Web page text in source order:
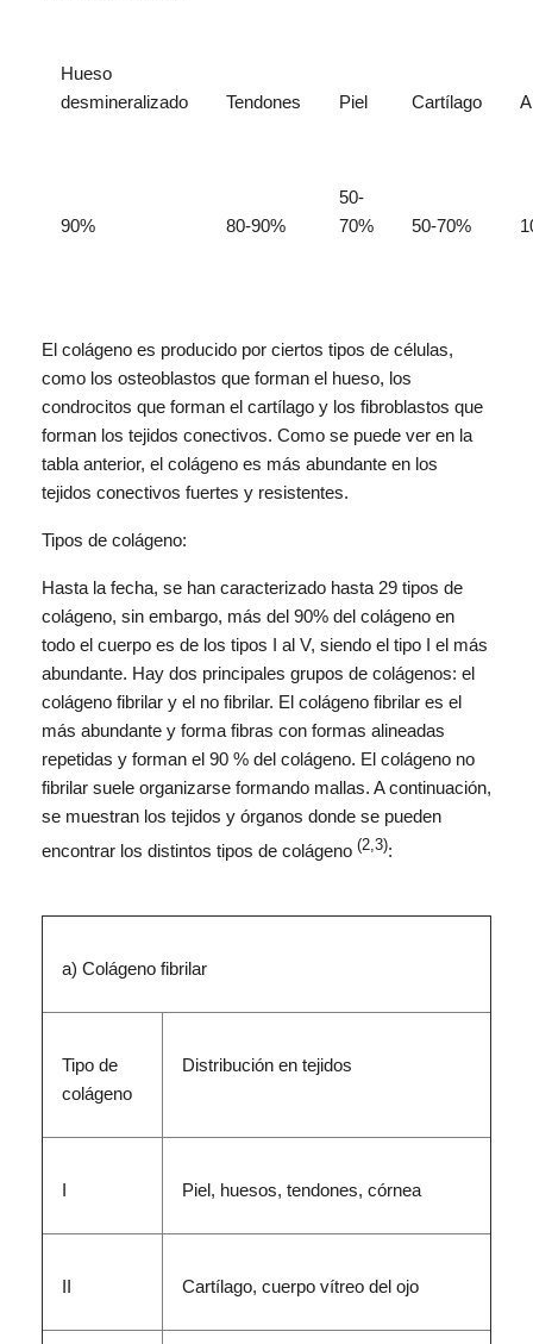
Hueso
desmineralizado
Tendones Piel Cartílago
90% 80-90%
50-
70%
50-70%
El colágeno es producido por ciertos tipos de células,
como los osteoblastos que forman el hueso, los
condrocitos que forman el cartílago y los fibroblastos que
forman los tejidos conectivos. Como se puede ver en la
tabla anterior, el colágeno es más abundante en los
tejidos conectivos fuertes y resistentes.
Tipos de colágeno:
Hasta la fecha, se han caracterizado hasta 29 tipos de
colágeno, sin embargo, más del 90% del colágeno en
todo el cuerpo es de los tipos I al V, siendo el tipo I el más
abundante. Hay dos principales grupos de colágenos: el
colágeno fibrilar y el no fibrilar. El colágeno fibrilar es el
más abundante y forma fibras con formas alineadas
repetidas y forman el 90 % del colágeno. El colágeno no
fibrilar suele organizarse formando mallas. A continuación,
se muestran los tejidos y órganos donde se pueden
encontrar los distintos tipos de colágeno (2,3):
a) Colágeno fibrilar
Tipo de
colágeno
Distribución en tejidos
I Piel, huesos, tendones, córnea
II Cartílago, cuerpo vítreo del ojo